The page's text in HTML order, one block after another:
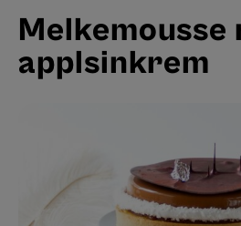
Melkemousse
applsinkrem